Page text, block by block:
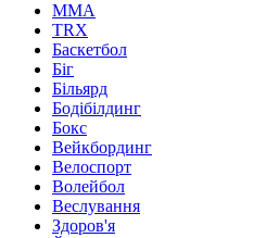
MMA
TRX
Баскетбол
Біг
Більярд
Бодібілдинг
Бокс
Вейкбординг
Велоспорт
Волейбол
Веслування
Здоров'я